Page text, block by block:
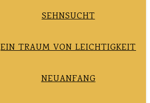
SEHNSUCHT
EIN TRAUM VON LEICHTIGKEIT
NEUANFANG